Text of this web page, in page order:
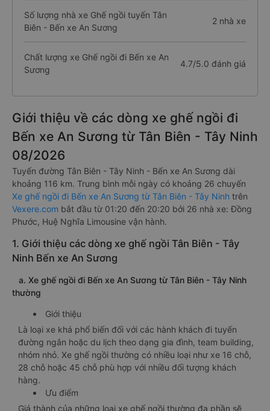
Số lượng nhà xe Ghế ngồi tuyến Tân
Biên - Bến xe An Sương
2 nhà xe
Chất lượng xe Ghế ngồi đi Bến xe An
Sương
4.7/5.0 đánh giá
Giới thiệu về các dòng xe ghế ngồi đi
Bến xe An Sương từ Tân Biên - Tây Ninh
08/2026
Tuyến đường Tân Biên - Tây Ninh - Bến xe An Sương dài
khoảng 116 km. Trung bình mỗi ngày có khoảng 26 chuyến
Xe ghế ngồi đi Bến xe An Sương từ Tân Biên - Tây Ninh trên
Vexere.com bắt đầu từ 01:20 đến 20:20 bởi 26 nhà xe: Đồng
Phước, Huệ Nghĩa Limousine vận hành.
1. Giới thiệu các dòng xe ghế ngồi Tân Biên - Tây
Ninh Bến xe An Sương
a. Xe ghế ngồi đi Bến xe An Sương từ Tân Biên - Tây Ninh
thường
Giới thiệu
Là loại xe khá phổ biến đối với các hành khách đi tuyến
đường ngắn hoặc du lịch theo dạng gia đình, team building,
nhóm nhỏ. Xe ghế ngồi thường có nhiều loại như xe 16 chỗ,
28 chỗ hoặc 45 chỗ phù hợp với nhiều đối tượng khách
hàng.
Ưu điểm
Giá thành của những loại xe ghế ngồi thường đa phần sẽ